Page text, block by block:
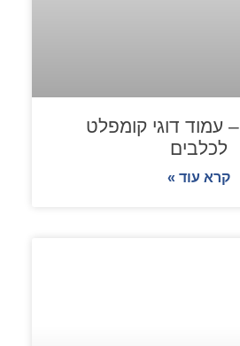
דגם 313 – עמוד דוגי קומפלט
לכלבים
קרא עוד »